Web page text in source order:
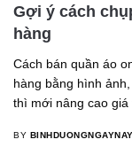
Gợi ý cách
hàng
Cách bán quần áo
hàng bằng hình
thì mới nâng cao giá
BY BINHDUONGNGAYNAY